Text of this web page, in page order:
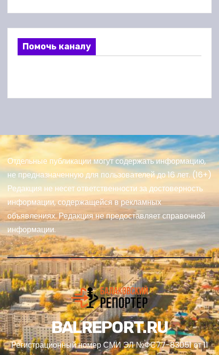
Помочь каналу
Отдельные публикации могут содержать информацию,
не предназначенную для пользователей до 16 лет. (16+)
Редакция не несет ответственности за достоверность
информации, содержащейся в рекламных
объявлениях. Редакция не предоставляет справочной
информации.
BALREPORT.RU
Регистрационный номер СМИ ЭЛ №ФС77-83051 от 11